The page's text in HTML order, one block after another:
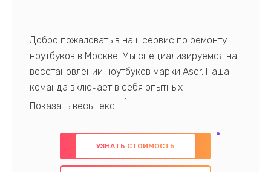
Добро пожаловать в наш сервис по ремонту
ноутбуков в Москве. Мы специализируемся на
восстановлении ноутбуков марки Aser. Наша
команда включает в себя опытных
профессионалов с обширными знаниями и
предлагаем быстрый и качественный ремонт с
использованием оригинальных компонентов, а
также гарантируем качество всех
УЗНАТЬ СТОИМОСТЬ